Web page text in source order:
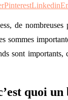
PinterestLinkedin
de nombreuses
sommes
sont importants,
quoi un